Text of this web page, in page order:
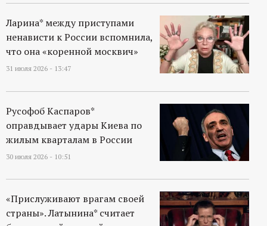
Ларина* между приступами
ненависти к России вспомнила,
что она «коренной москвич»
31 июля 2026 - 13:47
Русофоб Каспаров*
оправдывает удары Киева по
жилым кварталам в России
30 июля 2026 - 10:51
«Прислуживают врагам своей
страны». Латынина* считает